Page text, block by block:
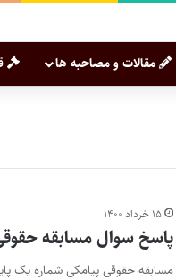
مقالات و مصاحبه ها
۱۵ خرداد ۱۴۰۰
پاسخ سوال مسابقه